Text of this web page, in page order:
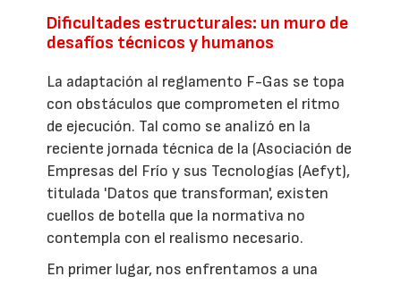
Dificultades estructurales: un muro de
desafíos técnicos y humanos
La adaptación al reglamento F-Gas se topa
con obstáculos que comprometen el ritmo
de ejecución. Tal como se analizó en la
reciente jornada técnica de la (Asociación de
Empresas del Frío y sus Tecnologías (Aefyt),
titulada 'Datos que transforman', existen
cuellos de botella que la normativa no
contempla con el realismo necesario.
En primer lugar, nos enfrentamos a una